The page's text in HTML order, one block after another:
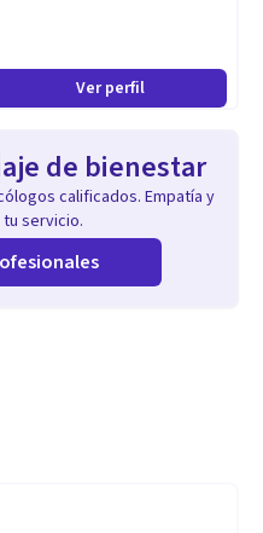
Ver perfil
de bienestar
calificados. Empatía y
servicio.